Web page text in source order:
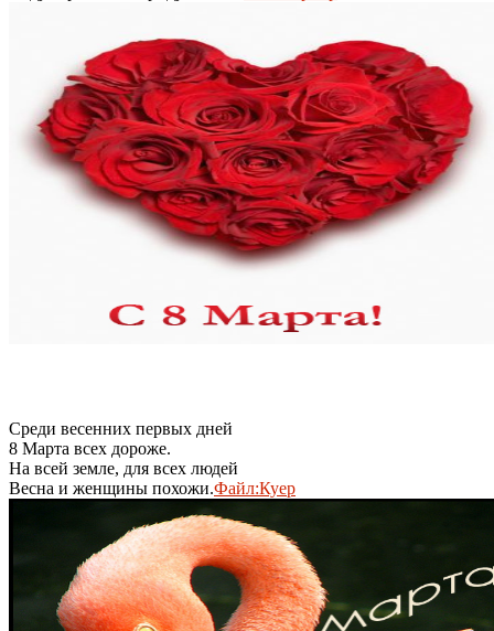
Среди весенних первых дней
8 Марта всех дороже.
На всей земле, для всех людей
Весна и женщины похожи.Файл:Куер